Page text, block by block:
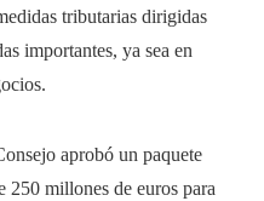
tributarias dirigidas
importantes, ya sea en
aprobó un paquete
250 millones de euros para